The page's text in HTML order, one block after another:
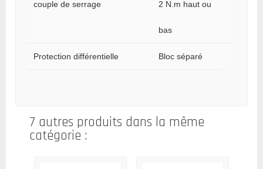
couple de serrage 2 N.m haut ou
bas
Protection différentielle Bloc séparé
7 autres produits dans la même
catégorie :